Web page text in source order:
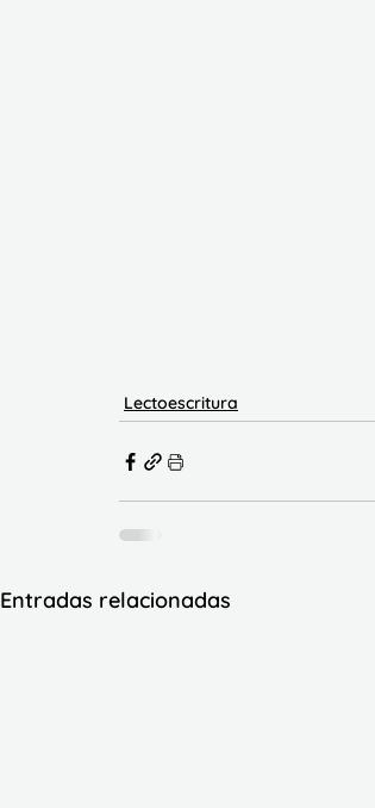
Lectoescritura
Entradas relacionadas